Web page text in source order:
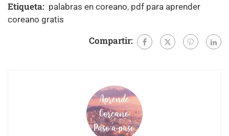
Etiqueta: palabras en coreano, pdf para aprender
coreano gratis
Compartir: